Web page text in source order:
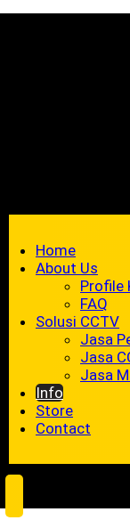
Home
About Us
Profile
FAQ
Solusi CCTV
Jasa
Jasa
Jasa
Info
Store
Contact